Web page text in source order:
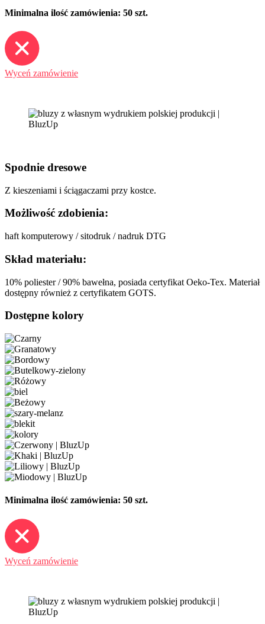
Minimalna ilość zamówienia: 50 szt.
Wyceń zamówienie
Spodnie dresowe
Z kieszeniami i ściągaczami przy kostce.
Możliwość zdobienia:
haft komputerowy / sitodruk / nadruk DTG
Skład materiału:
10% poliester / 90% bawełna, posiada certyfikat Oeko-Tex. Materiał
dostępny również z certyfikatem GOTS.
Dostępne kolory
Minimalna ilość zamówienia: 50 szt.
Wyceń zamówienie